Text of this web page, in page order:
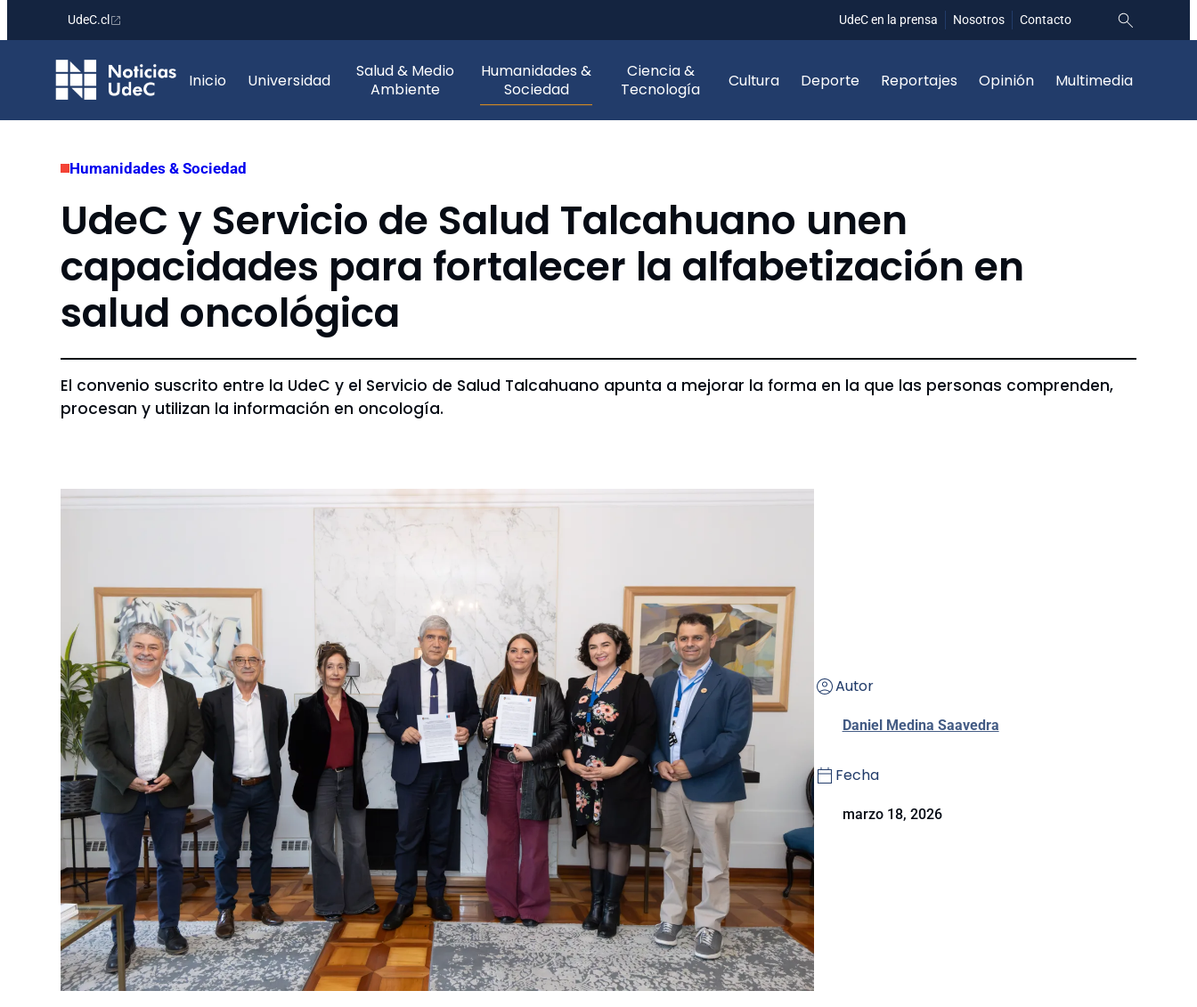
contenido
UdeC.cl UdeC en la prensa Nosotros Contacto
Inicio Universidad
Salud & Medio
Ambiente
Humanidades &
Sociedad
Ciencia &
Tecnología
Cultura Deporte Reportajes Opinión Multimedia
Humanidades & Sociedad
UdeC y Servicio de Salud Talcahuano unen
capacidades para fortalecer la alfabetización en
salud oncológica
El convenio suscrito entre la UdeC y el Servicio de Salud Talcahuano apunta a mejorar la forma en la que las personas comprenden,
procesan y utilizan la información en oncología.
Autor
Daniel Medina Saavedra
Fecha
marzo 18, 2026